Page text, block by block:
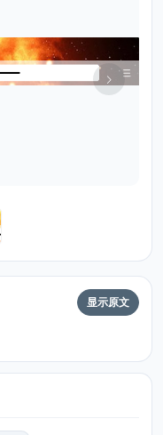
显示原文